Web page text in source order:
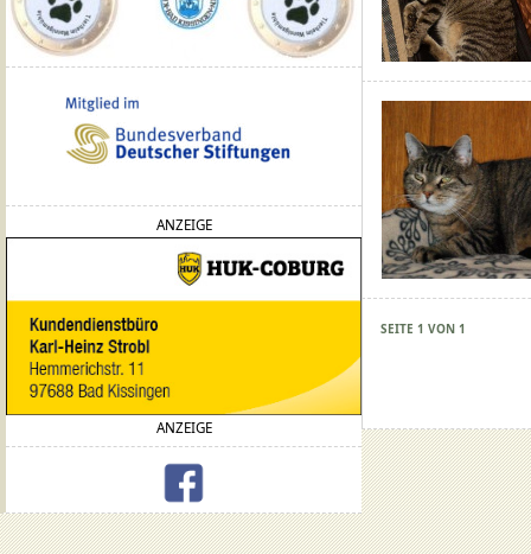
ANZEIGE
ANZEIGE
SEITE 1 VON 1